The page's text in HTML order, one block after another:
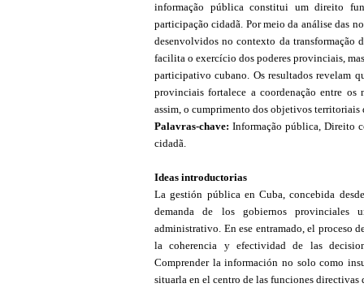
informação pública constitui um direito
participação cidadã. Por meio da análise das
desenvolvidos no contexto da transformação
facilita o exercício dos poderes provinciais,
participativo cubano. Os resultados revelam
provinciais fortalece a coordenação entre
assim, o cumprimento dos objetivos
Palavras-chave: Informação pública, Direito
cidadã.
Ideas introductorias
La gestión pública en Cuba, concebida
demanda de los gobiernos provinciales
administrativo. En ese entramado, el proceso
la coherencia y efectividad de las
Comprender la información no solo como
situarla en el centro de las funciones